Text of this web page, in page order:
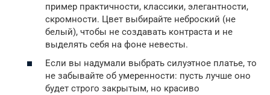
пример практичности, классики, элегантности,
скромности. Цвет выбирайте неброский (не
белый), чтобы не создавать контраста и не
выделять себя на фоне невесты.
Если вы надумали выбрать силуэтное платье, то
не забывайте об умеренности: пусть лучше оно
будет строго закрытым, но красиво